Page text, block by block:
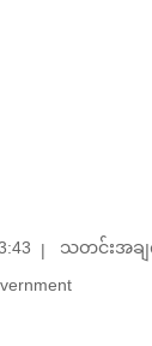
သတင်းအချ